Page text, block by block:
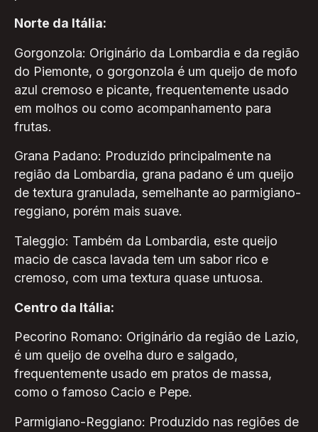
Norte da Itália:
Gorgonzola: Originário da Lombardia e da região
do Piemonte, o gorgonzola é um queijo de mofo
azul cremoso e picante, frequentemente usado
em molhos ou como acompanhamento para
frutas.
Grana Padano: Produzido principalmente na
região da Lombardia, grana padano é um queijo
de textura granulada, semelhante ao parmigiano-
reggiano, porém mais suave.
Taleggio: Também da Lombardia, este queijo
macio de casca lavada tem um sabor rico e
cremoso, com uma textura quase untuosa.
Centro da Itália:
Pecorino Romano: Originário da região de Lazio,
é um queijo de ovelha duro e salgado,
frequentemente usado em pratos de massa,
como o famoso Cacio e Pepe.
Parmigiano-Reggiano: Produzido nas regiões de